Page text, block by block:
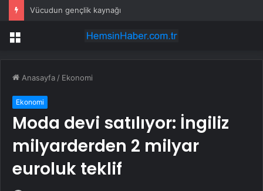
Vücudun gençlik kaynağı
Menü
Anasayfa / Ekonomi
Ekonomi
Moda devi satılıyor: İngiliz
milyarderden 2 milyar
euroluk teklif